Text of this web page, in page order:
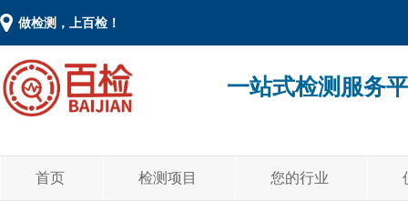
做检测，上百检！
一站式检测服务
首页 检测项目 您的行业